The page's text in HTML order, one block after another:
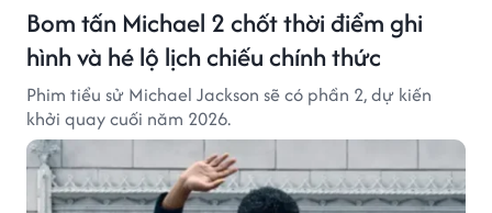
Bom tấn Michael 2 chốt thời điểm ghi
hình và hé lộ lịch chiếu chính thức
Phim tiểu sử Michael Jackson sẽ có phần 2, dự kiến
khởi quay cuối năm 2026.